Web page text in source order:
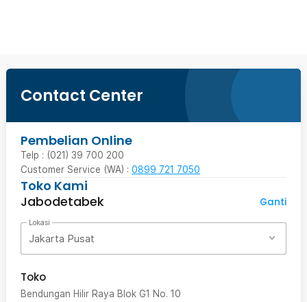
Contact Center
Pembelian Online
Telp : (021) 39 700 200
Customer Service (WA) : 0899 721 7050
Toko Kami
Jabodetabek
Ganti
Lokasi
Jakarta Pusat
Toko
Bendungan Hilir Raya Blok G1 No. 10